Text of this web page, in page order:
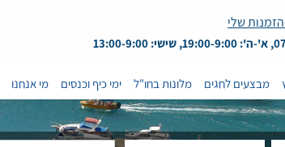
שלי
מבצעים לחגים מלונות בחו"ל ימי כיף וכנסים מי אנחנו